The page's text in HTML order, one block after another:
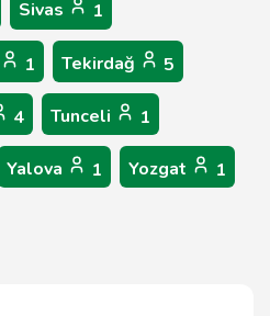
Sivas 1
1 Tekirdağ 5
4 Tunceli 1
Yalova 1 Yozgat 1